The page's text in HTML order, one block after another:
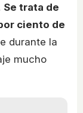
Se trata de
ciento de
durante la
mucho